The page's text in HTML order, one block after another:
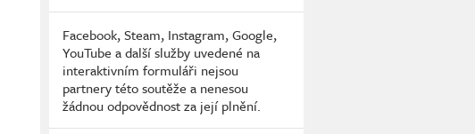
Facebook, Steam, Instagram, Google,
YouTube a další služby uvedené na
interaktivním formuláři nejsou
partnery této soutěže a nenesou
žádnou odpovědnost za její plnění.